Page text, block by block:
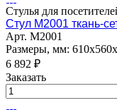
Стулья для
Стул M2001 ткань-
Арт. M2001
Размеры, мм:
6 892 ₽
Заказать